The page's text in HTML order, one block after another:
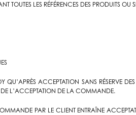
LES RÉFÉRENCES DES PRODUITS OU
QU’APRÈS ACCEPTATION SANS RÉSERVE
L’ACCEPTATION DE LA COMMANDE.
PAR LE CLIENT ENTRAÎNE